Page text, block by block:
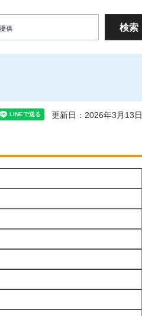
更新日：2026年3月13日